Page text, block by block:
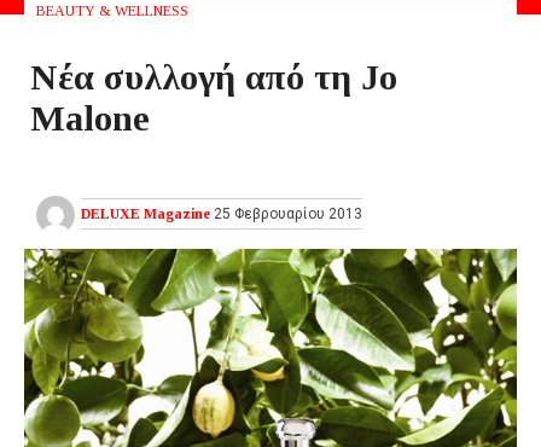
BEAUTY & WELLNESS
Νέα συλλογή από τη Jo
Malone
DELUXE Magazine 25 Φεβρουαρίου 2013